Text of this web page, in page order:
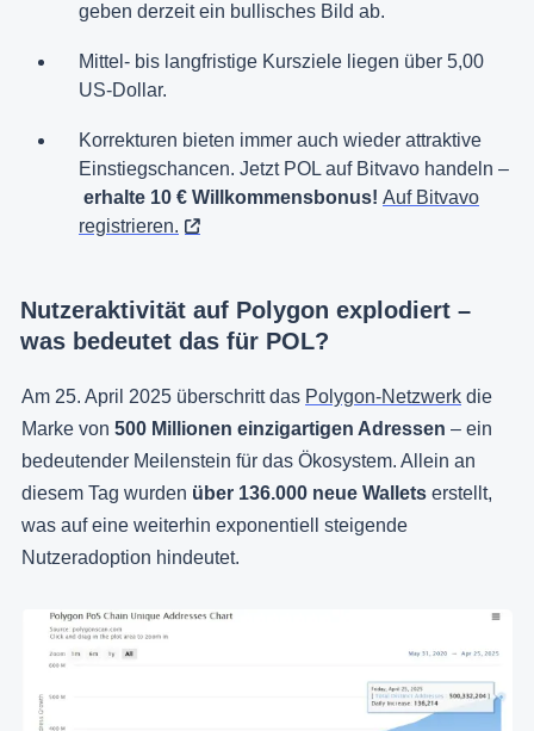
geben derzeit ein bullisches Bild ab.
Mittel- bis langfristige Kursziele liegen über 5,00
US-Dollar.
Korrekturen bieten immer auch wieder attraktive
Einstiegschancen. Jetzt POL auf Bitvavo handeln –
erhalte 10 € Willkommensbonus! Auf Bitvavo
registrieren.
Nutzeraktivität auf Polygon explodiert –
was bedeutet das für POL?
Am 25. April 2025 überschritt das Polygon-Netzwerk die
Marke von 500 Millionen einzigartigen Adressen – ein
bedeutender Meilenstein für das Ökosystem. Allein an
diesem Tag wurden über 136.000 neue Wallets erstellt,
was auf eine weiterhin exponentiell steigende
Nutzeradoption hindeutet.